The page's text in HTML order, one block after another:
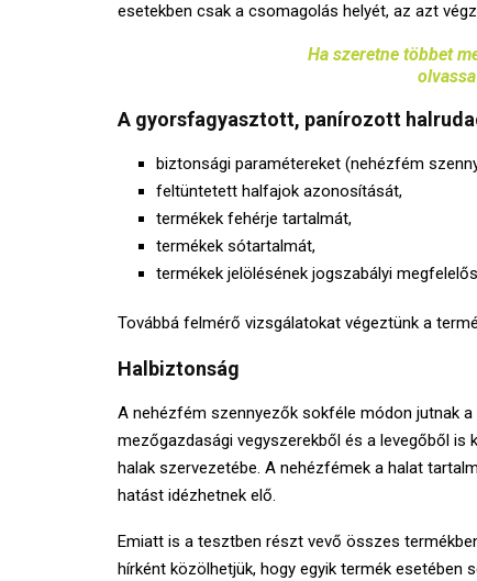
esetekben csak a csomagolás helyét, az azt
Ha szeretne többet
A gyorsfagyasztott, panírozott
biztonsági paramétereket (nehézfém
feltüntetett halfajok azonosítását,
termékek fehérje tartalmát,
termékek sótartalmát,
termékek jelölésének jogszabályi
Továbbá felmérő vizsgálatokat végeztünk a
Halbiztonság
A nehézfém szennyezők sokféle módon jutnak
mezőgazdasági vegyszerekből és a levegőből is
halak szervezetébe. A nehézfémek a halat
hatást idézhetnek elő.
Emiatt is a tesztben részt vevő összes
hírként közölhetjük, hogy egyik termék esetében